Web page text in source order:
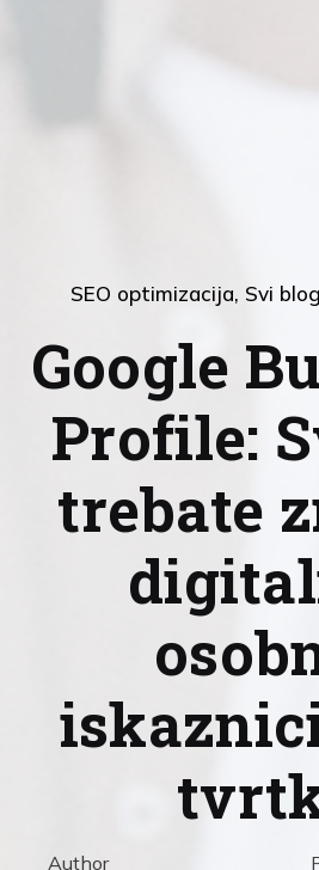
SEO optimizacija Svi
Google
Profile:
trebate
Author